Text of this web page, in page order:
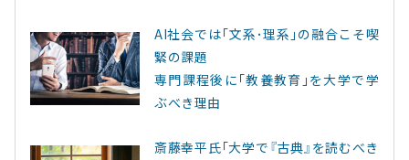
AI社会では｢文系･理系｣の融合こそ喫
緊の課題
専門課程後に｢教養教育｣を大学で学
ぶべき理由
斎藤幸平氏｢大学で『古典』を読むべき